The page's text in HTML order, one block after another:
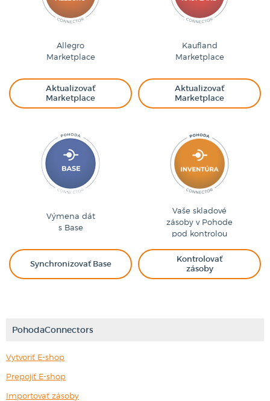
Allegro
Marketplace
Aktualizovať
Marketplace
Kaufland
Marketplace
Aktualizovať
Marketplace
Výmena dát
s Base
Synchronizovať Base
Vaše skladové
zásoby v Pohode
pod kontrolou
Kontrolovať
zásoby
PohodaConnectors
Vytvoriť E-shop
Prepojiť E-shop
Importovať zásoby